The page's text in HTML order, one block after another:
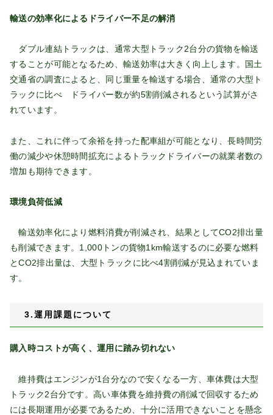
輸送の効率化によるドライバー不足の解消
ダブル連結トラックは、通常大型トラック2台分の貨物を輸送
することが可能となるため、輸送効率は大きく向上します。国土
交通省の調査によると、同じ重量を輸送する場合、通常の大型ト
ラックに比べ ドライバー数が約5割削減されるという試算がさ
れています。
また、これに伴って余裕を持った配車組が可能となり、長時間労
働の減少や休憩時間拡充によるトラックドライバーの就業者数の
増加も期待できます。
環境負荷低減
輸送効率化により燃料消費が削減され、結果としてCO2排出量
も削減できます。1,000トンの貨物1km輸送するのに必要な燃料
とCO2排出量は、大型トラックに比べ4割削減が見込まれていま
す。
3.運用課題について
購入時コストが高く、運用に踏み切れない
維持費はエンジンが1台分なので安くなる一方、車体費は大型
トラック2台分です。高い車体費を維持費の削減で回収するため
には長期運用が必要であるため、十分に活用できないことを懸念